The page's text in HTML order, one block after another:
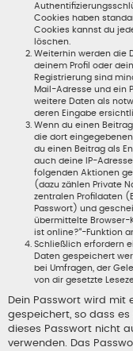
Cookies haben
Cookies kannst du
löschen.
Weiterhin werden die
deinem Profil oder
Registrierung sind
Mail-Adresse und ein
weitere Daten als
deren Eingabe
Wenn du einen
die dort
du einen Beitrag als
auch deine IP-
folgenden Aktionen
(dazu zählen Private
zentralen Profildaten
Passwort) und
übermittelte Browser-
ist online?“-Funktion
Schließlich erfordern
Daten gespeichert
bei Umfragen, der
von dir gesetzte
Dein Passwort wird mit
gespeichert, so dass
dieses Passwort nicht
verwenden. Das